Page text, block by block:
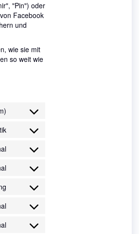
"Pin") oder
Facebook
und
wie sie mit
so weit wie
Consent
service
Consent
service
analytics
Consent
service
cookie-
Consent
service
Consent
service
Consent
service
Consent